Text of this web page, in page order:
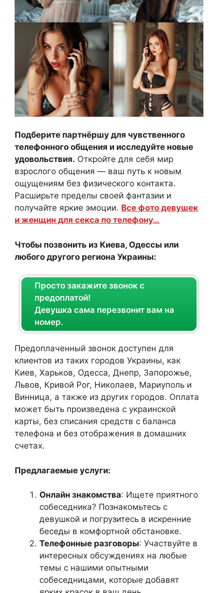
Подберите партнёршу для чувственного
телефонного общения и исследуйте новые
удовольствия. Откройте для себя мир
взрослого общения — ваш путь к новым
ощущениям без физического контакта.
Расширьте пределы своей фантазии и
получайте яркие эмоции. Все фото девушек
и женщин для секса по телефону…
Чтобы позвонить из Киева, Одессы или
любого другого региона Украины:
Просто закажите звонок с
предоплатой!
Девушка сама перезвонит вам на
номер.
Предоплаченный звонок доступен для
клиентов из таких городов Украины, как
Киев, Харьков, Одесса, Днепр, Запорожье,
Львов, Кривой Рог, Николаев, Мариуполь и
Винница, а также из других городов. Оплата
может быть произведена с украинской
карты, без списания средств с баланса
телефона и без отображения в домашних
счетах.
Предлагаемые услуги:
Онлайн знакомства: Ищете приятного
собеседника? Познакомьтесь с
девушкой и погрузитесь в искренние
беседы в комфортной обстановке.
Телефонные разговоры: Участвуйте в
интересных обсуждениях на любые
темы с нашими опытными
собеседницами, которые добавят